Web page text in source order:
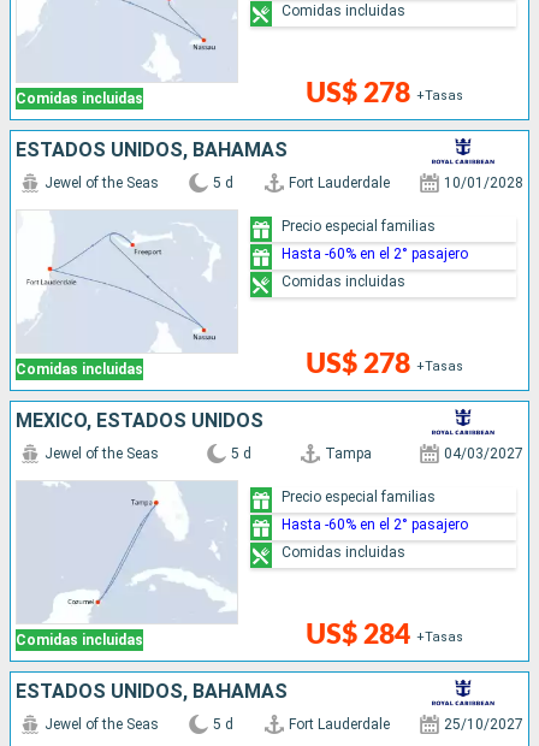
Comidas incluidas US$ 278 +Tasas
Comidas incluidas
ESTADOS UNIDOS, BAHAMAS
Comidas incluidas
Jewel of the Seas 5 d Fort Lauderdale 10/01/2028
US$ 278 +Tasas
Precio especial familias
Hasta -60% en el 2° pasajero
Comidas incluidas
MÉXICO, ESTADOS UNIDOS
Comidas incluidas
Jewel of the Seas 5 d Tampa 04/03/2027
US$ 284 +Tasas
Precio especial familias
Hasta -60% en el 2° pasajero
Comidas incluidas
ESTADOS UNIDOS, BAHAMAS
Jewel of the Seas 5 d Fort Lauderdale 25/10/2027